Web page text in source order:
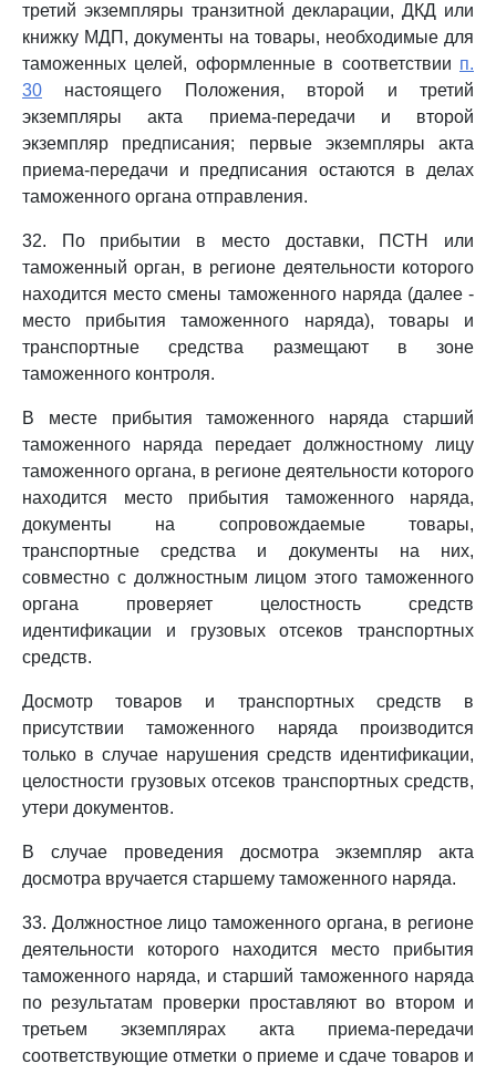
третий экземпляры транзитной декларации, ДКД или
книжку МДП, документы на товары, необходимые для
таможенных целей, оформленные в соответствии п.
30 настоящего Положения, второй и третий
экземпляры акта приема-передачи и второй
экземпляр предписания; первые экземпляры акта
приема-передачи и предписания остаются в делах
таможенного органа отправления.
32. По прибытии в место доставки, ПСТН или
таможенный орган, в регионе деятельности которого
находится место смены таможенного наряда (далее -
место прибытия таможенного наряда), товары и
транспортные средства размещают в зоне
таможенного контроля.
В месте прибытия таможенного наряда старший
таможенного наряда передает должностному лицу
таможенного органа, в регионе деятельности которого
находится место прибытия таможенного наряда,
документы на сопровождаемые товары,
транспортные средства и документы на них,
совместно с должностным лицом этого таможенного
органа проверяет целостность средств
идентификации и грузовых отсеков транспортных
средств.
Досмотр товаров и транспортных средств в
присутствии таможенного наряда производится
только в случае нарушения средств идентификации,
целостности грузовых отсеков транспортных средств,
утери документов.
В случае проведения досмотра экземпляр акта
досмотра вручается старшему таможенного наряда.
33. Должностное лицо таможенного органа, в регионе
деятельности которого находится место прибытия
таможенного наряда, и старший таможенного наряда
по результатам проверки проставляют во втором и
третьем экземплярах акта приема-передачи
соответствующие отметки о приеме и сдаче товаров и